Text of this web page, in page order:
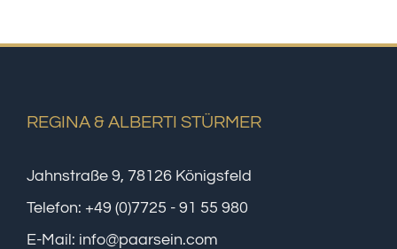
REGINA & ALBERTI STÜRMER
Jahnstraße 9, 78126 Königsfeld
Telefon: +49 (0)7725 - 91 55 980
E-Mail: info@paarsein.com